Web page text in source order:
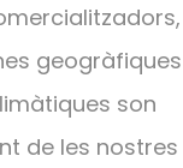
geogràfiques
son
de les nostres